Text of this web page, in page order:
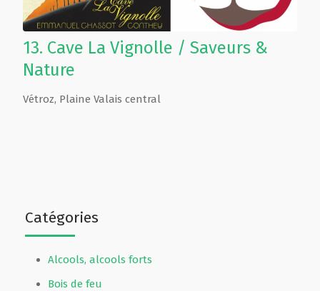
Catégories
Alcools, alcools forts
Bois de feu
13. Cave La Vignolle / Saveurs &
Nature
Vétroz, Plaine Valais central